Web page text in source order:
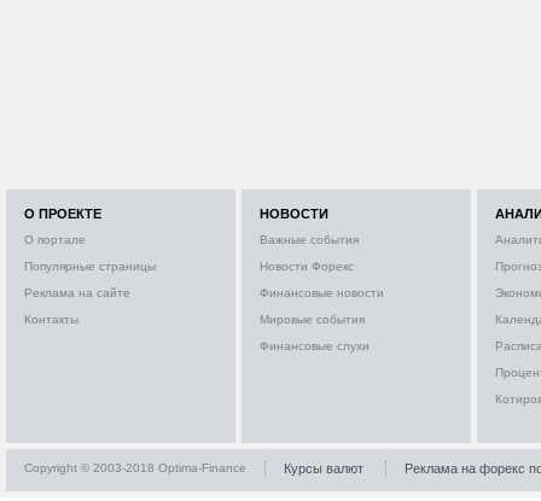
О ПРОЕКТЕ
О портале
Популярные страницы
Реклама на сайте
Контакты
НОВОСТИ
Важные события
Новости Форекс
Финансовые новости
Мировые события
Финансовые слухи
Copyright © 2003-2018 Optima-Finance Курсы валют Реклама на форекс